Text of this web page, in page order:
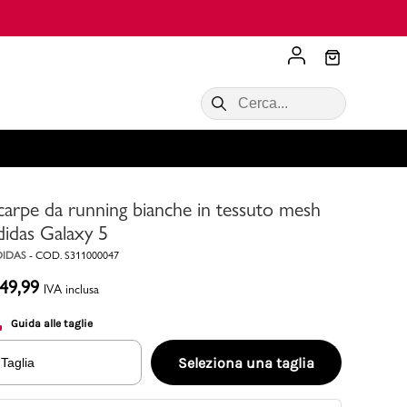
Acquista ora
VALIGIE CIAK
Scopri di più
Consigli
da running bianche in tessuto mesh
Galaxy 5
- COD. S311000047
49,99 IVA inclusa
Guida alle taglie
Taglia Seleziona una taglia